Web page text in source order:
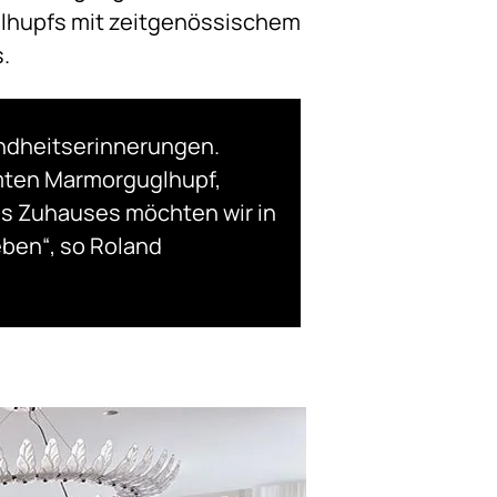
mit zeitgenössischem
Marmorguglhupf,
Zuhauses möchten wir in
so Roland